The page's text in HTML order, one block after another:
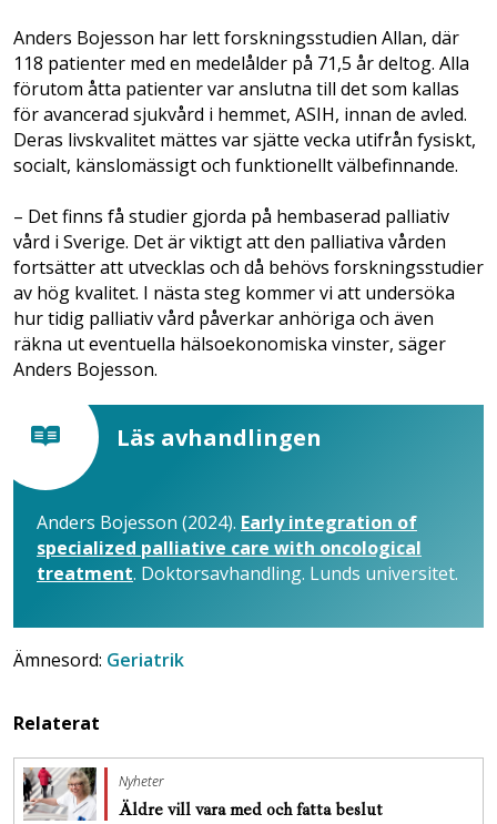
Anders Bojesson har lett forskningsstudien Allan, där
118 patienter med en medelålder på 71,5 år deltog. Alla
förutom åtta patienter var anslutna till det som kallas
för avancerad sjukvård i hemmet, ASIH, innan de avled.
Deras livskvalitet mättes var sjätte vecka utifrån fysiskt,
socialt, känslomässigt och funktionellt välbefinnande.
– Det finns få studier gjorda på hembaserad palliativ
vård i Sverige. Det är viktigt att den palliativa vården
fortsätter att utvecklas och då behövs forskningsstudier
av hög kvalitet. I nästa steg kommer vi att undersöka
hur tidig palliativ vård påverkar anhöriga och även
räkna ut eventuella hälsoekonomiska vinster, säger
Anders Bojesson.
Läs avhandlingen
Anders Bojesson (2024). Early integration of
specialized palliative care with oncological
treatment. Doktorsavhandling. Lunds universitet.
Ämnesord: Geriatrik
Relaterat
Nyheter
Äldre vill vara med och fatta beslut